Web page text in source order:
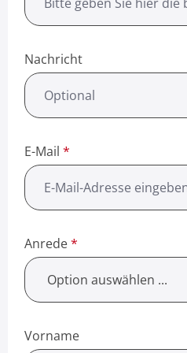
Nachricht
E-Mail *
Anrede*
Vorname